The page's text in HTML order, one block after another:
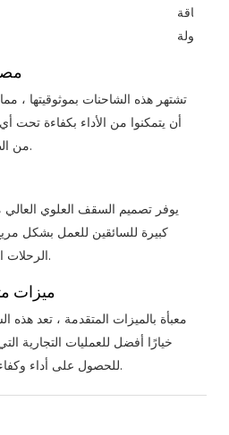
الشاقة
تشتهر هذه الشاحنات بموثوقيتها ،
أن يتمكنوا من الأداء بكفاءة
من الظروف.
يوفر تصميم السقف العلوي
كبيرة للسائقين للعمل بشكل
الرحلات الطويلة.
ميزات
معبأة بالميزات المتقدمة ، تعد هذه
خيارًا أفضل للعمليات التجارية
للحصول على أداء وكفاءة عالية.